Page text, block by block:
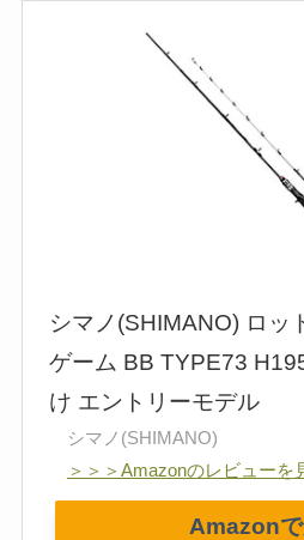
シマノ(SHIMANO) ロッ
ゲーム BB TYPE73
け エントリーモデル
シマノ(SHIMANO)
＞＞＞Amazonのレビューを
Amazon